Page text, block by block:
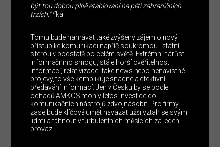
být tou dobou plně etablovaní na pěti zahraničních
trzích,“říká.
Tomu bude nahrávat také zvýšený zájem o nový
přístup ke komunikaci napříč soukromou i státní
sférou v podstatě po celém světě. Extrémní nárůst
informačního smogu, stále horší ověřitelnost
informací, relativizace, fake news nebo nenávistné
projevy, to vše komplikuje snadné a efektivní
předávání informací. Jen v Česku by se podle
odhadů AMKOS mohly letos investice do
komunikačních nástrojů zdvojnásobit. Pro firmy
zase bude klíčové umět navázat užší vztah se svými
lidmi a táhnout v turbulentních měsících za jeden
provaz.